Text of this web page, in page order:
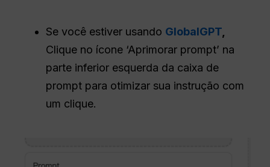
Se você estiver usando GlobalGPT
Clique no ícone ‘Aprimorar prompt’ na
parte inferior esquerda da caixa de
prompt para otimizar sua instrução com
um clique.